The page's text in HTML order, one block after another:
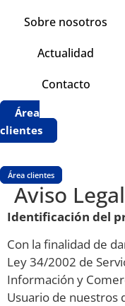
Sobre nosotros
Actualidad
Contacto
Área
clientes
Área clientes
Aviso Legal
Identificación del
Con la finalidad de
Ley 34/2002 de
Información y
Usuario de nuestros